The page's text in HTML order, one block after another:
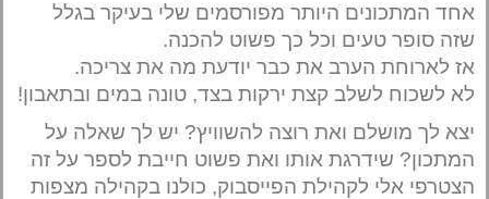
אחד המתכונים היותר מפורסמים שלי בעיקר בגלל
שזה סופר טעים וכל כך פשוט להכנה.
אז לארוחת הערב את כבר יודעת מה את צריכה.
לא לשכוח לשלב קצת ירקות בצד, טונה במים ובתאבון!
יצא לך מושלם ואת רוצה להשוויץ? יש לך שאלה על
המתכון? שידרגת אותו ואת פשוט חייבת לספר על זה
הצטרפי אלי לקהילת הפייסבוק, כולנו בקהילה מצפות